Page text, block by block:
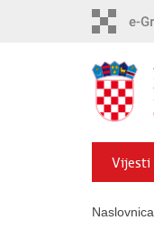
Vijesti
Naslovnica